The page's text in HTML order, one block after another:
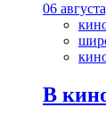
06
В